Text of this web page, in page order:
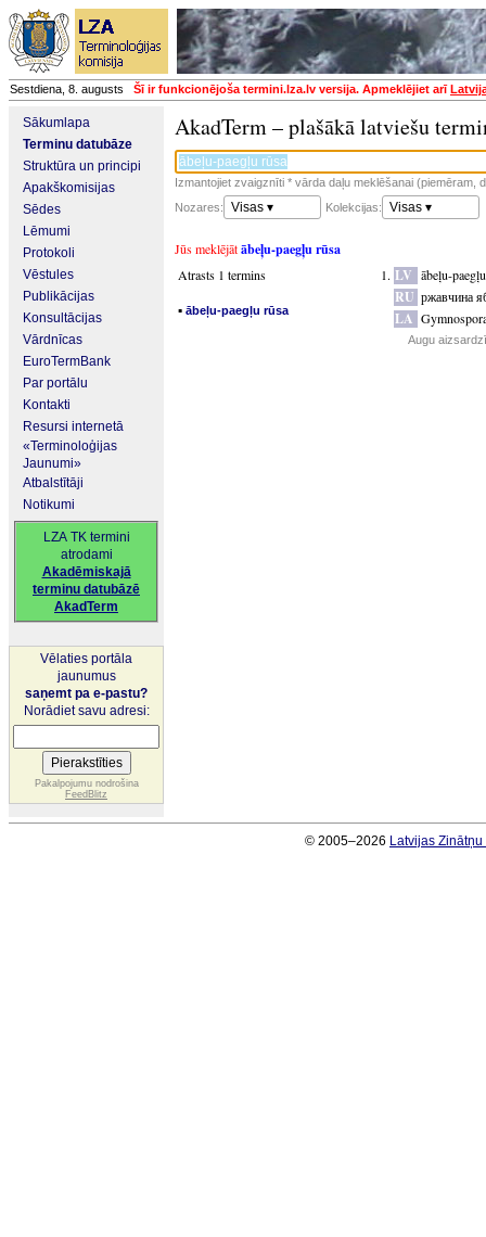
Sestdiena, 8. augusts Šī ir funkcionējoša termini.lza.lv versija. Apmeklējiet arī
Sākumlapa
Terminu datubāze
Struktūra un principi
Apakškomisijas
Sēdes
Lēmumi
Protokoli
Vēstules
Publikācijas
Konsultācijas
Vārdnīcas
EuroTermBank
Par portālu
Kontakti
Resursi internetā
«Terminoloģijas
Jaunumi»
Atbalstītāji
Notikumi
LZA TK termini
atrodami
Akadēmiskajā
terminu datubāzē
AkadTerm
Vēlaties portāla
jaunumus
saņemt pa e-pastu?
Norādiet savu adresi:
Pakalpojumu nodrošina
FeedBlitz
AkadTerm – plašākā latviešu
Izmantojiet zvaigznīti * vārda daļu meklēšanai (piemēram,
Nozares:
Visas ▾ Kolekcijas: Visas ▾
Jūs meklējātābeļu-paegļu rūsa
Atrasts 1 termins
▪ ābeļu-paegļu rūsa
LV ābeļu-
RU ржавчина
LA
Augu
© 2005–2026 Latvijas